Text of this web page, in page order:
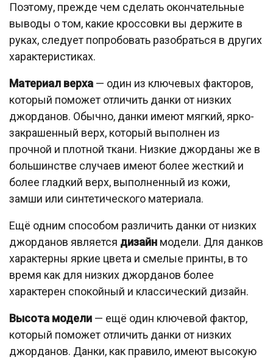
Поэтому, прежде чем сделать окончательные
выводы о том, какие кроссовки вы держите в
руках, следует попробовать разобраться в других
характеристиках.
Материал верха — один из ключевых факторов,
который поможет отличить данки от низких
джорданов. Обычно, данки имеют мягкий, ярко-
закрашенный верх, который выполнен из
прочной и плотной ткани. Низкие джорданы же в
большинстве случаев имеют более жесткий и
более гладкий верх, выполненный из кожи,
замши или синтетического материала.
Ещё одним способом различить данки от низких
джорданов является дизайн модели. Для данков
характерны яркие цвета и смелые принты, в то
время как для низких джорданов более
характерен спокойный и классический дизайн.
Высота модели — ещё один ключевой фактор,
который поможет отличить данки от низких
джорданов. Данки, как правило, имеют высокую